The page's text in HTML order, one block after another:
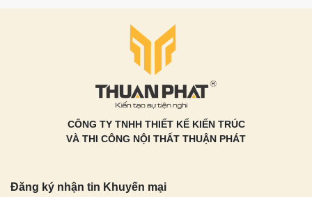
CÔNG TY TNHH THIẾT KẾ KIẾN TRÚC
VÀ THI CÔNG NỘI THẤT THUẬN PHÁT
Đăng ký nhận tin Khuyến mại